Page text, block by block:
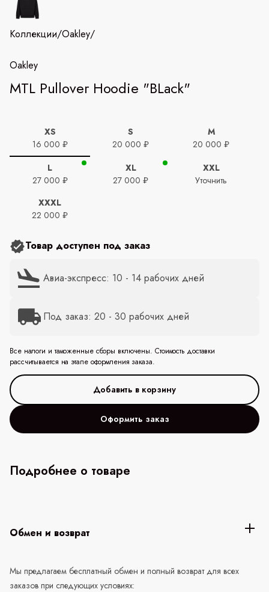
Коллекции/Oakley/
Oakley
MTL Pullover Hoodie "BLack"
XS
16 000 ₽
S
20 000 ₽
M
20 000 ₽
L
27 000 ₽
XL
27 000 ₽
XXL
Уточнить
XXXL
22 000 ₽
Товар доступен под заказ
Авиа-экспресс: 10 - 14 рабочих дней
Под заказ: 20 - 30 рабочих дней
Все налоги и таможенные сборы включены. Стоимость доставки
рассчитывается на этапе оформления заказа.
Оформить заказ
Подробнее о товаре
Обмен и возврат
Мы предлагаем бесплатный обмен и полный возврат для всех
заказов при следующих условиях: